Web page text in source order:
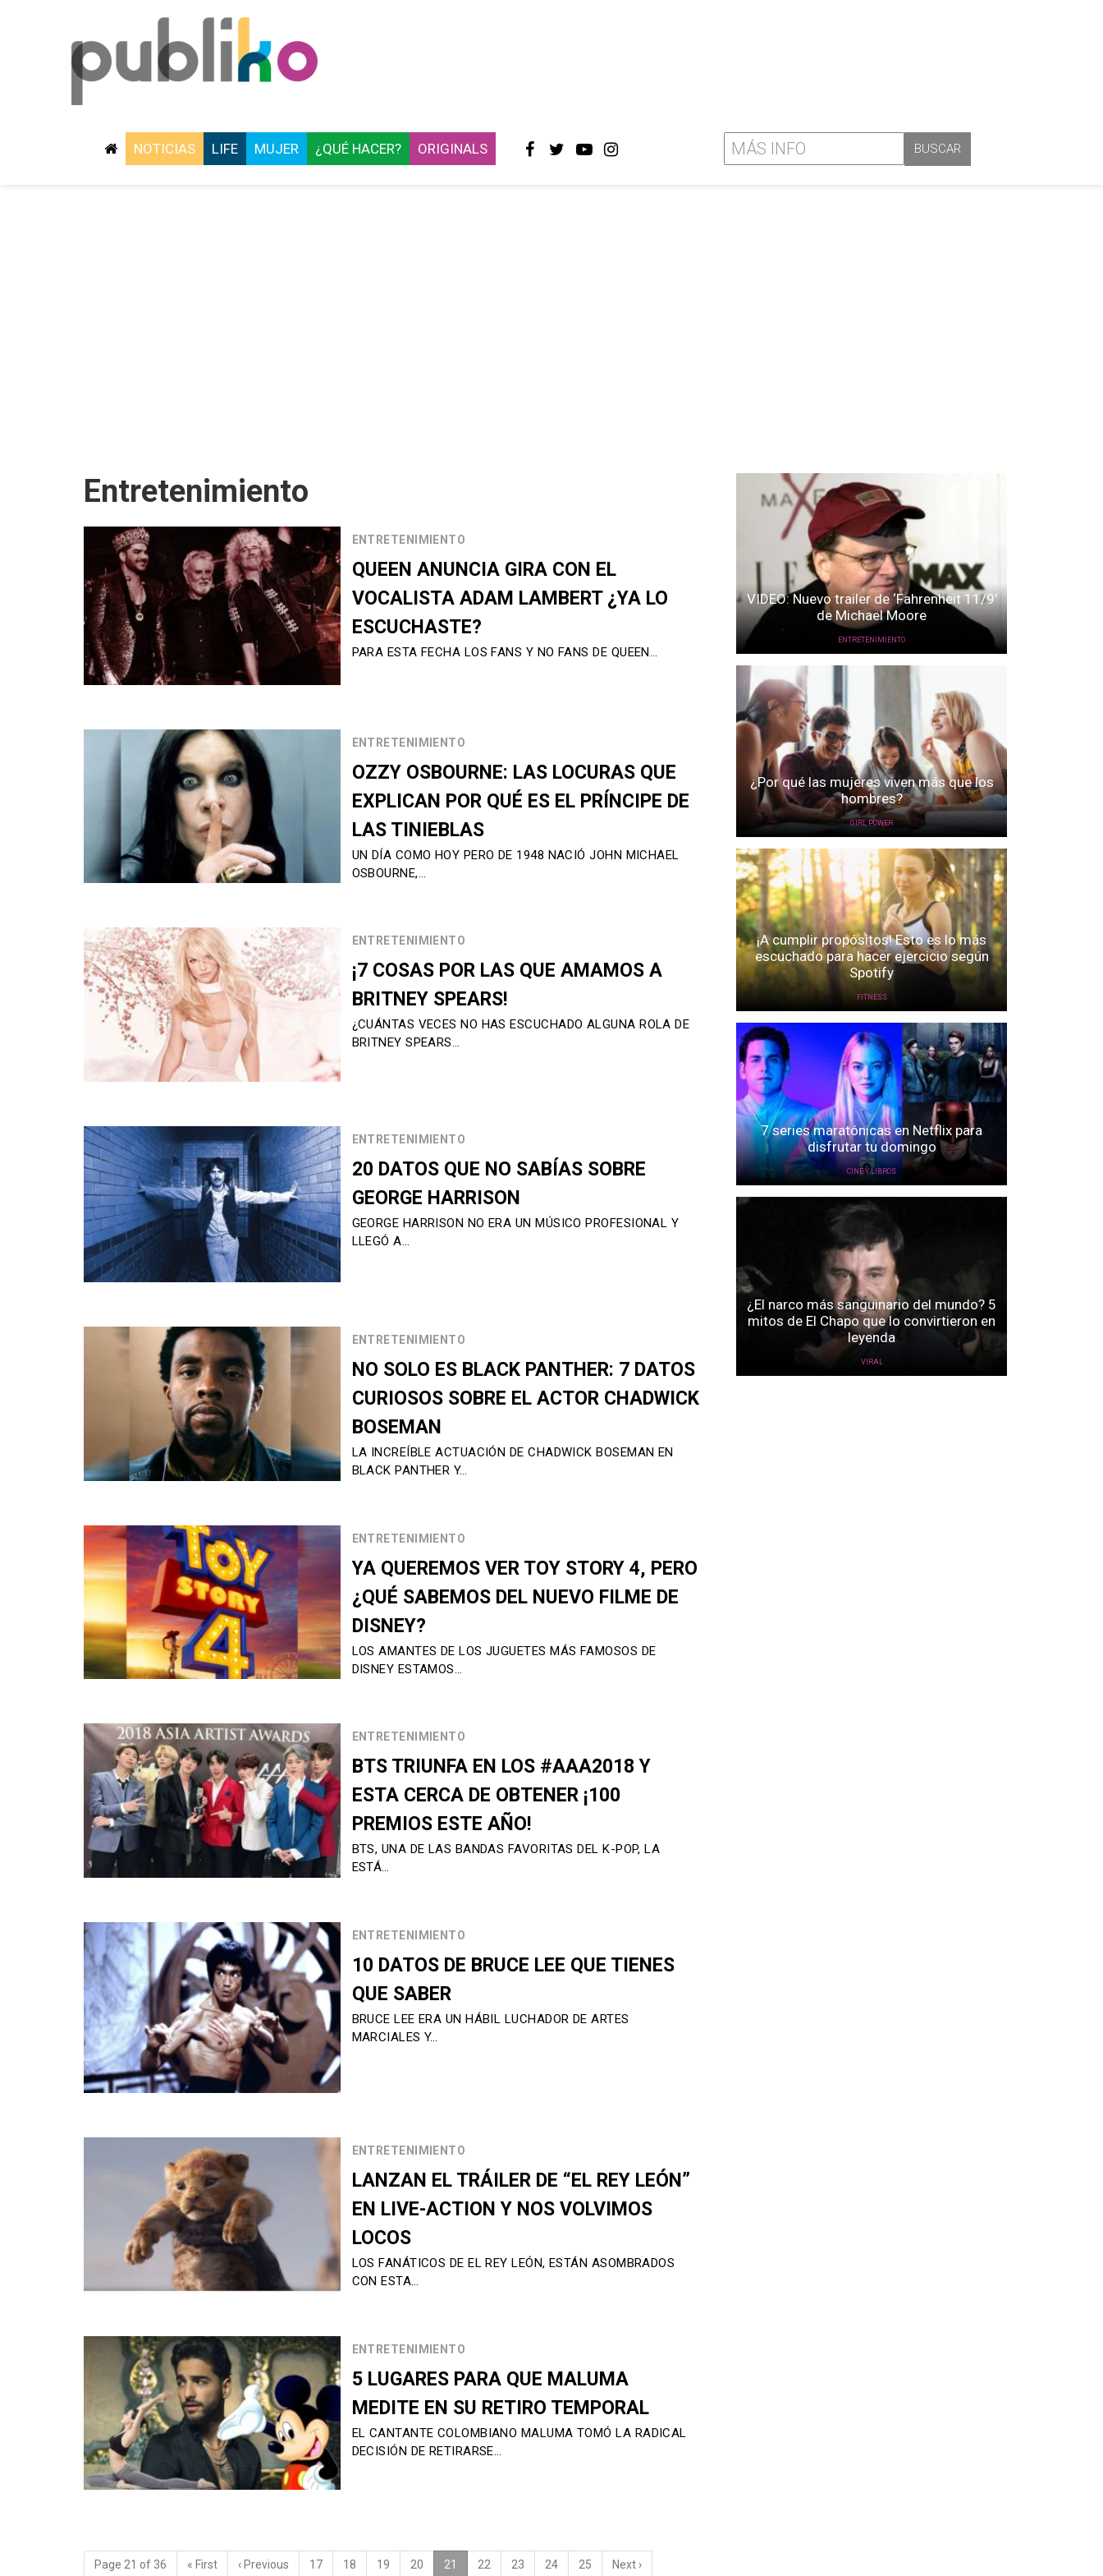
NOTICIAS LIFE MUJER ¿QUÉ HACER? ORIGINALS
Entretenimiento
ENTRETENIMIENTO
QUEEN ANUNCIA GIRA CON EL
VOCALISTA ADAM LAMBERT ¿YA LO
ESCUCHASTE?
PARA ESTA FECHA LOS FANS Y NO FANS DE QUEEN…
ENTRETENIMIENTO
OZZY OSBOURNE: LAS LOCURAS QUE
EXPLICAN POR QUÉ ES EL PRÍNCIPE DE
LAS TINIEBLAS
UN DÍA COMO HOY PERO DE 1948 NACIÓ JOHN MICHAEL
OSBOURNE,…
ENTRETENIMIENTO
¡7 COSAS POR LAS QUE AMAMOS A
BRITNEY SPEARS!
¿CUÁNTAS VECES NO HAS ESCUCHADO ALGUNA ROLA DE
BRITNEY SPEARS…
ENTRETENIMIENTO
20 DATOS QUE NO SABÍAS SOBRE
GEORGE HARRISON
GEORGE HARRISON NO ERA UN MÚSICO PROFESIONAL Y
LLEGÓ A…
ENTRETENIMIENTO
NO SOLO ES BLACK PANTHER: 7 DATOS
CURIOSOS SOBRE EL ACTOR CHADWICK
BOSEMAN
LA INCREÍBLE ACTUACIÓN DE CHADWICK BOSEMAN EN
BLACK PANTHER Y…
ENTRETENIMIENTO
YA QUEREMOS VER TOY STORY 4, PERO
¿QUÉ SABEMOS DEL NUEVO FILME DE
DISNEY?
LOS AMANTES DE LOS JUGUETES MÁS FAMOSOS DE
DISNEY ESTAMOS…
ENTRETENIMIENTO
BTS TRIUNFA EN LOS #AAA2018 Y
ESTA CERCA DE OBTENER ¡100
PREMIOS ESTE AÑO!
BTS, UNA DE LAS BANDAS FAVORITAS DEL K-POP, LA
ESTÁ…
ENTRETENIMIENTO
10 DATOS DE BRUCE LEE QUE TIENES
QUE SABER
BRUCE LEE ERA UN HÁBIL LUCHADOR DE ARTES
MARCIALES Y…
ENTRETENIMIENTO
LANZAN EL TRÁILER DE “EL REY LEÓN”
EN LIVE-ACTION Y NOS VOLVIMOS
LOCOS
LOS FANÁTICOS DE EL REY LEÓN, ESTÁN ASOMBRADOS
CON ESTA…
ENTRETENIMIENTO
5 LUGARES PARA QUE MALUMA
MEDITE EN SU RETIRO TEMPORAL
EL CANTANTE COLOMBIANO MALUMA TOMÓ LA RADICAL
DECISIÓN DE RETIRARSE…
Page 21 of 36 « First ‹ Previous 17 18 19 20 21 (current)
22 23 24 25 Next ›
VIDEO: Nuevo trailer de ‘Fahrenheit 11/9’
de Michael Moore
ENTRETENIMIENTO
¿Por qué las mujeres viven más que los
hombres?
GIRL POWER
¡A cumplir propósitos! Esto es lo más
escuchado para hacer ejercicio según
Spotify
FITNESS
7 series maratónicas en Netflix para
disfrutar tu domingo
CINE Y LIBROS
¿El narco más sanguinario del mundo? 5
mitos de El Chapo que lo convirtieron en
leyenda
VIRAL